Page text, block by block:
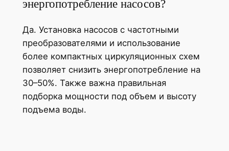
энергопотребление насосов?
Да. Установка насосов с частотными
преобразователями и использование
более компактных циркуляционных схем
позволяет снизить энергопотребление на
30–50%. Также важна правильная
подборка мощности под объем и высоту
подъема воды.